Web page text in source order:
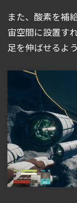
また、酸素を補
宙空間に設置す
足を伸ばせるよ